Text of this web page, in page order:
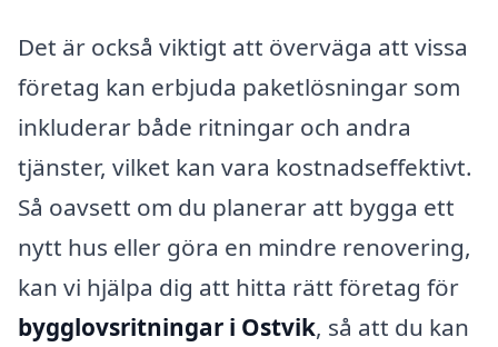
Det är också viktigt att överväga att vissa
företag kan erbjuda paketlösningar som
inkluderar både ritningar och andra
tjänster, vilket kan vara kostnadseffektivt.
Så oavsett om du planerar att bygga ett
nytt hus eller göra en mindre renovering,
kan vi hjälpa dig att hitta rätt företag för
bygglovsritningar i Ostvik, så att du kan